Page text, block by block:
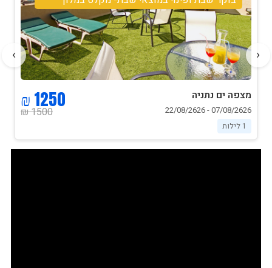
מצפה ים נתניה
07/08/2626 - 22/08/2626
1 לילות
1500 ₪
1250 ₪
‹
›